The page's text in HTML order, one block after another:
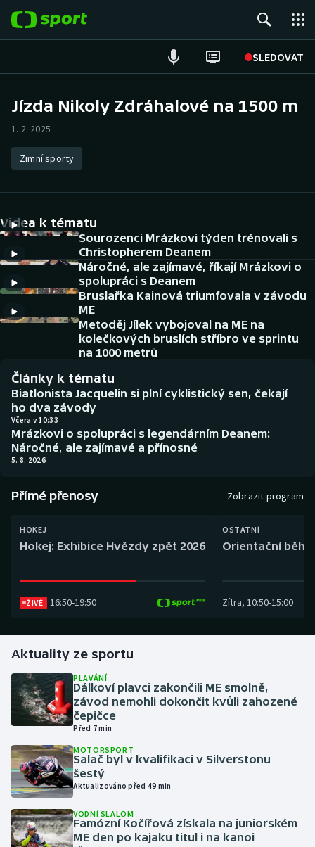
SLEDOVAT
Hokej
Tenis
Atletika
Cyklistika
DALŠÍ SPORTY
Americký fotbal
Baseball a softbal
Biatlon
Boby a skeleton
Box
Curling
Dostihy
Futsal
Gymnastika
Házená
Jezdectví
Judo
Krasobruslení
Lezení
NEPŘEHLÉDNĚTE
Soutěže
Historické návraty
Aplikace ČT sport
AZ kvíz
Jízda Nikoly Zdráhalové na 1500 m
1. 2. 2025
Zimní sporty
Videa k tématu
Sourozenci Mrázkovi týden trénovali s
Christopherem Deanem
Náročné, ale zajímavé, říkají Mrázkovi o
spolupráci s Deanem
Bruslařka Kainová triumfovala v závodu
ME
Metoděj Jílek vybojoval na ME na
kolečkových bruslích stříbro ve sprintu
na 1000 metrů
Články k tématu
Biatlonista Jacquelin si plní cyklistický sen, čekají
ho dva závody
Včera v 10:33
Mrázkovi o spolupráci s legendárním Deanem:
Náročné, ale zajímavé a přínosné
5. 8. 2026
Přímé přenosy Zobrazit program
HOKEJ
Hokej: Exhibice Hvězdy zpět 2026
ŽIVĚ 16:50-19:50
OSTATNÍ
Orientační běh:
Zítra, 10:50-15:00
Aktuality ze sportu
PLAVÁNÍ
Dálkoví plavci zakončili ME smolně,
závod nemohli dokončit kvůli zahozené
čepičce
Před 7 min
MOTORSPORT
Salač byl v kvalifikaci v Silverstonu
šestý
Aktualizováno před 49 min
VODNÍ SLALOM
Famózní Kočířová získala na juniorském
ME den po kajaku titul i na kanoi